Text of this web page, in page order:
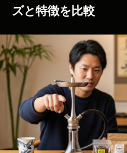
ズと特徴を比較